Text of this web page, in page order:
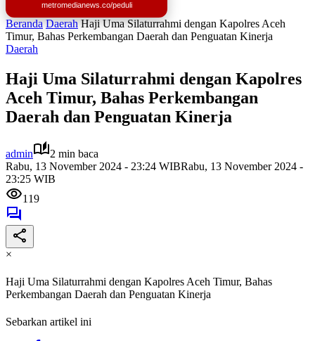
metromedianews.co/peduli
Beranda Daerah Haji Uma Silaturrahmi dengan Kapolres Aceh
Timur, Bahas Perkembangan Daerah dan Penguatan Kinerja
Daerah
Haji Uma Silaturrahmi dengan Kapolres
Aceh Timur, Bahas Perkembangan
Daerah dan Penguatan Kinerja
admin
2 min baca
Rabu, 13 November 2024 - 23:24 WIBRabu, 13 November 2024 -
23:25 WIB
119
×
Haji Uma Silaturrahmi dengan Kapolres Aceh Timur, Bahas
Perkembangan Daerah dan Penguatan Kinerja
Sebarkan artikel ini